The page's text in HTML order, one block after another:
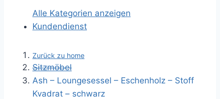
Alle Kategorien anzeigen
Kundendienst
Zurück zu home
Sitzmöbel
Ash – Loungesessel – Eschenholz – Stoff
Kvadrat – schwarz